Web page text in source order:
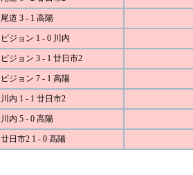
尾道 3 - 1 高陽
ピジョン 1 - 0 川内
ピジョン 3 - 1 廿日市2
ピジョン 7 - 1 高陽
川内 1 - 1 廿日市2
川内 5 - 0 高陽
廿日市2 1 - 0 高陽